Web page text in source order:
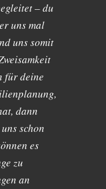
– du
uns mal
uns somit
für deine
dann
schon
es
zu
an